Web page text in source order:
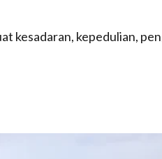
kesadaran, kepedulian,